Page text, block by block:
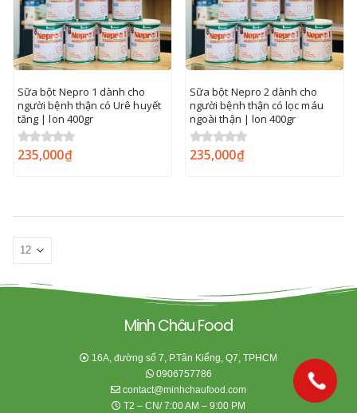
Sữa bột Nepro 1 dành cho
người bệnh thận có Urê huyết
tăng | lon 400gr
0out of 5
235,000₫
Sữa bột Nepro 2 dành cho
người bệnh thận có lọc máu
ngoài thận | lon 400gr
0out of 5
235,000₫
Minh Châu Food
16A, đường số 7, P.Tân Kiểng, Q7, TPHCM
0906757786
contact@minhchaufood.com
T2 – CN/ 7:00 AM – 9:00 PM